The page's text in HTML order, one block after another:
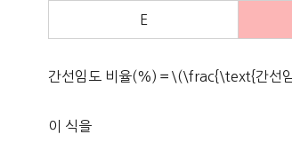
E
간선임도 비율(%)＝\(\frac{\text{간선
이 식을